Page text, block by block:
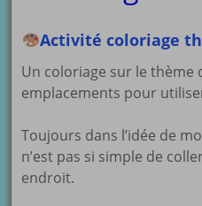
Activité coloriage
Un coloriage sur le thème
emplacements pour
Toujours dans l’idée de
n’est pas si simple de
endroit.